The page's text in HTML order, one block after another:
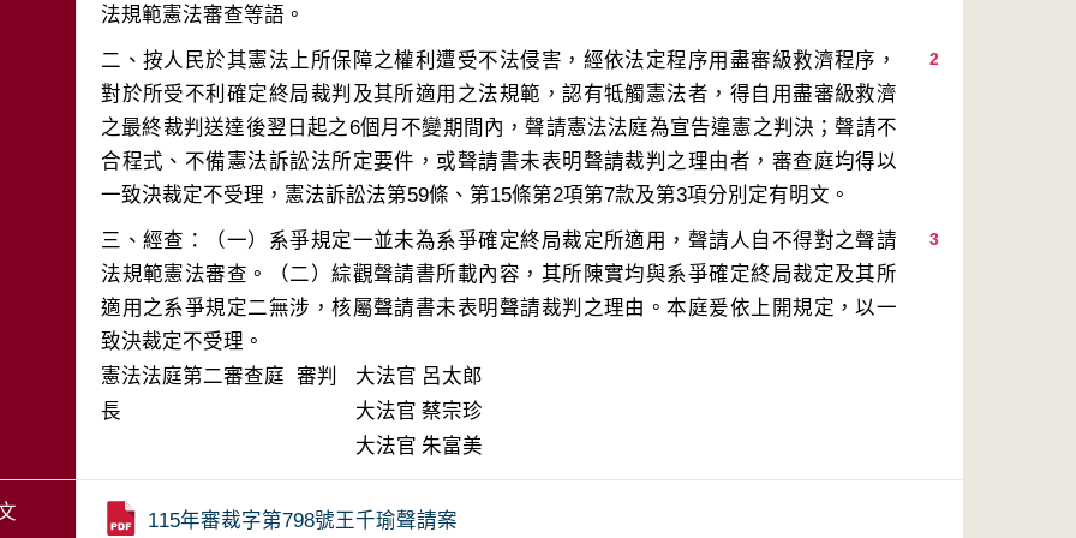
2
二、按人民於其憲法上所保障之權利遭受不法侵害，經依法定程序用盡審級救濟程序，
對於所受不利確定終局裁判及其所適用之法規範，認有牴觸憲法者，得自用盡審級救濟
之最終裁判送達後翌日起之6個月不變期間內，聲請憲法法庭為宣告違憲之判決；聲請不
合程式、不備憲法訴訟法所定要件，或聲請書未表明聲請裁判之理由者，審查庭均得以
3
三、經查：（一）系爭規定一並未為系爭確定終局裁定所適用，聲請人自不得對之聲請
法規範憲法審查。（二）綜觀聲請書所載內容，其所陳實均與系爭確定終局裁定及其所
適用之系爭規定二無涉，核屬聲請書未表明聲請裁判之理由。本庭爰依上開規定，以一
致決裁定不受理。
憲法法庭第二審查庭 審判
長
大法官 呂太郎
大法官 蔡宗珍
大法官 朱富美
115年審裁字第798號王千瑜聲請案